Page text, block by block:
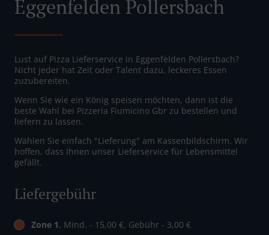
Eggenfelden Pollersbach
Lust auf Pizza Lieferservice in Eggenfelden Pollersbach?
Nicht jeder hat Zeit oder Talent dazu, leckeres Essen
zuzubereiten.
Wenn Sie wie ein König speisen möchten, dann ist die
beste Wahl bei Pizzeria Fiumicino Gbr zu bestellen und
liefern zu lassen.
Wählen Sie einfach "Lieferung" am Kassenbildschirm. Wir
hoffen, dass Ihnen unser Lieferservice für Lebensmittel
gefällt.
Liefergebühr
Zone 1, Mind. - 15,00 €, Gebühr - 3,00 €